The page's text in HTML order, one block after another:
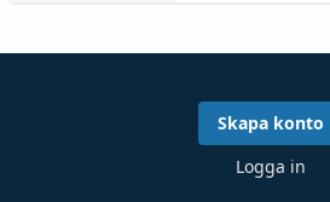
Skapa konto
Logga in